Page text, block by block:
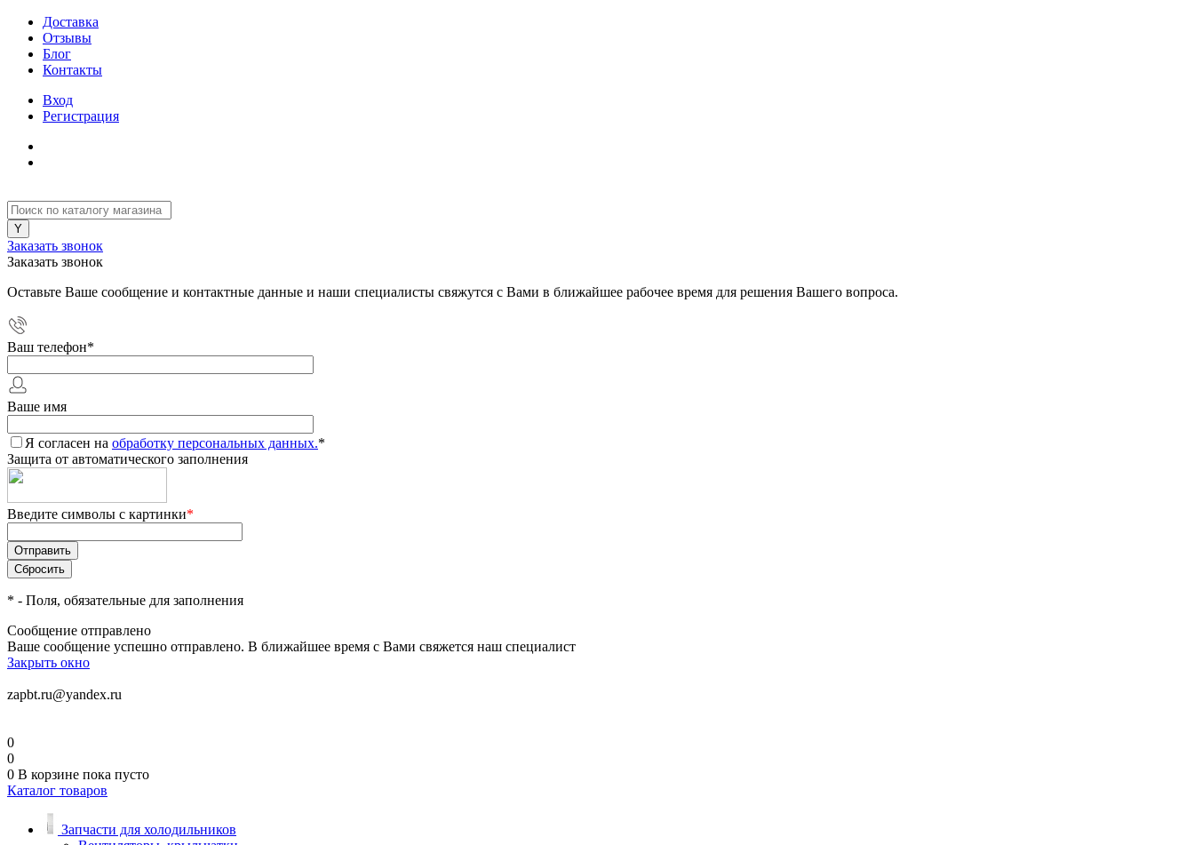
Доставка
Отзывы
Блог
Контакты
Вход
Регистрация
Заказать звонок
Заказать звонок
Оставьте Ваше сообщение и контактные данные и наши специалисты свяжутся с Вами в ближайшее рабочее время для решения Вашего вопроса.
Ваш телефон*
Ваше имя
Я согласен на обработку персональных данных.*
Защита от автоматического заполнения
Введите символы с картинки*
* - Поля, обязательные для заполнения
Сообщение отправлено
Ваше сообщение успешно отправлено. В ближайшее время с Вами свяжется наш специалист
Закрыть окно
zapbt.ru@yandex.ru
0
0
0 В корзине пока пусто
Каталог товаров
Запчасти для холодильников